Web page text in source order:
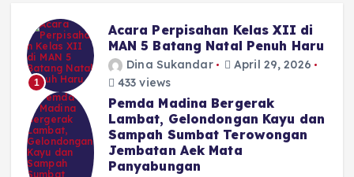
1
Acara Perpisahan Kelas XII di
MAN 5 Batang Natal Penuh Haru
Dina Sukandar
April 29, 2026
433 views
Pemda Madina Bergerak
Lambat, Gelondongan Kayu dan
Sampah Sumbat Terowongan
Jembatan Aek Mata
Panyabungan